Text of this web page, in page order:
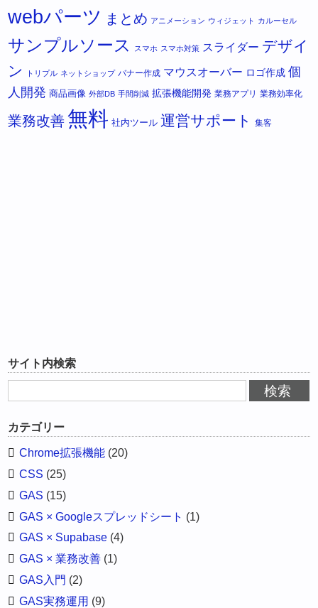
webパーツ まとめ アニメーション ウィジェット カルーセル
サンプルソース スマホ スマホ対策 スライダー デザイ
ン
トリプル ネットショップ バナー作成 マウスオーバー ロゴ作成 個
人開発 商品画像 外部DB 手間削減 拡張機能開発 業務アプリ 業務効率化
業務改善無料 社内ツール 運営サポート 集客
サイト内検索
カテゴリー
Chrome拡張機能 (20)
CSS (25)
GAS (15)
GAS × Googleスプレッドシート (1)
GAS × Supabase (4)
GAS × 業務改善 (1)
GAS入門 (2)
GAS実務運用 (9)